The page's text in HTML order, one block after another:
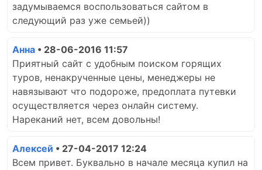
задумываемся воспользоваться сайтом в
следующий раз уже семьей))
Анна • 28-06-2016 11:57
Приятный сайт с удобным поиском горящих
туров, ненакрученные цены, менеджеры не
навязывают что подороже, предоплата путевки
осуществляется через онлайн систему.
Нареканий нет, всем довольны!
Алексей • 27-04-2017 12:24
Всем привет. Буквально в начале месяца купил на